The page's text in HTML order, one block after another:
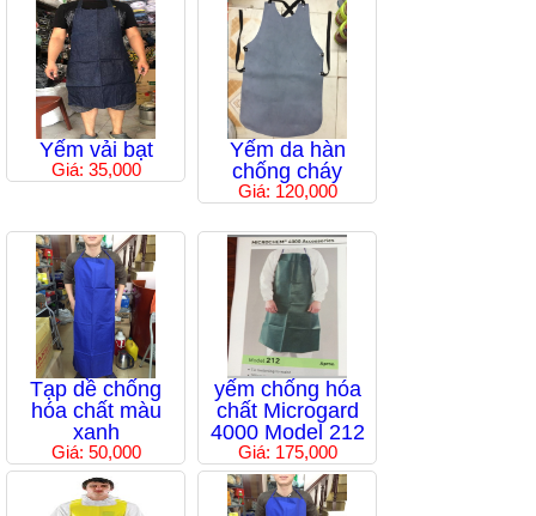
Yếm vải bạt
Giá: 35,000
Yếm da hàn
chống cháy
Giá: 120,000
Tạp dề chống
hóa chất màu
xanh
Giá: 50,000
yếm chống hóa
chất Microgard
4000 Model 212
Giá: 175,000